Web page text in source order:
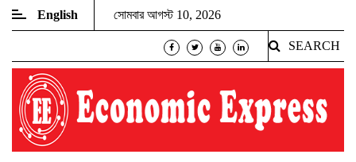
English সোমবার আগস্ট 10, 2026
SEARCH